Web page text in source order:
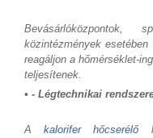
Bevásárlóközpontok,
közintézmények
reagáljon a hőmérséklet-
teljesítenek.
• - Légtechnikai
Akalorifer hőcserélő